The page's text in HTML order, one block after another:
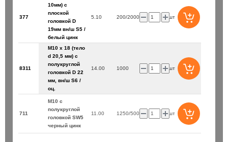
377
10мм) с
плоской
головкой D
19мм вн/ш S5 /
белый цинк
5.10 200/2000 шт
8311
М10 x 18 (тело
d 20,5 мм) с
полукруглой
головкой D 22
мм, вн/ш S6 /
оц.
14.00 1000 шт
711
М10 с
полукруглой
головкой SW5
черный цинк
11.00 1250/500 шт